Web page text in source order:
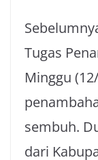
Tugas
Minggu
sembuh.
dari